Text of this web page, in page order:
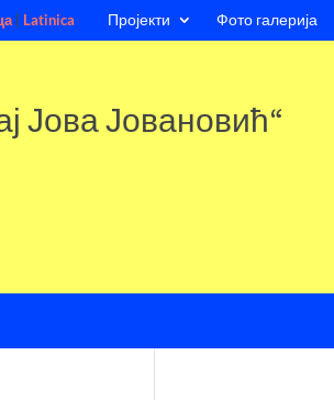
Пројекти Фото галерија
| Latinica
Јова Јовановић“